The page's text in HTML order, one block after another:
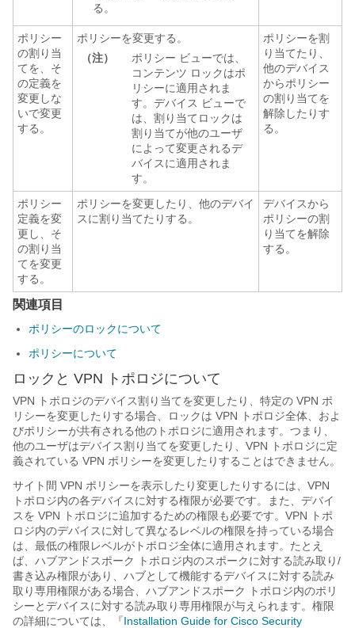
る。
ポリシー
の割り当
てを、そ
の定義を
変更しな
いで変更
する。
ポリシーを変更する。
（注）
ポリシー ビューでは、
コンテンツ ロックはポ
リシーに適用されま
す。デバイス ビューで
は、割り当てロックは
割り当てが他のユーザ
によって変更されるデ
バイスに適用されま
す。
ポリシーを割
り当てたり、
他のデバイス
からポリシー
の割り当てを
解除したりす
る。
ポリシー
定義を変
更し、そ
の割り当
てを変更
する。
ポリシーを変更したり、他のデバイ
スに割り当てたりする。
デバイスから
ポリシーの割
り当てを解除
する。
関連項目
ポリシーのロックについて
ポリシーについて
ロックと VPN トポロジについて
VPN トポロジのデバイス割り当てを変更したり、特定の VPN ポ
リシーを変更したりする場合、ロックは VPN トポロジ全体、およ
びポリシーが共有される他のトポロジに適用されます。つまり、
他のユーザはデバイス割り当てを変更したり、VPN トポロジに定
義されている VPN ポリシーを変更したりすることはできません。
サイト間 VPN ポリシーを表示したり変更したりするには、VPN
トポロジ内の各デバイスに対する権限が必要です。また、デバイ
スを VPN トポロジに追加するための権限も必要です。VPN トポ
ロジ内のデバイスに対して異なるレベルの権限を持っている場合
は、最低の権限レベルがトポロジ全体に適用されます。たとえ
ば、ハブアンドスポーク トポロジ内のスポークに対する読み取り/
書き込み権限があり、ハブとして機能するデバイスに対する読み
取り専用権限がある場合、ハブアンドスポーク トポロジ内のポリ
シーとデバイスに対する読み取り専用権限が与えられます。権限
の詳細については、『Installation Guide for Cisco Security